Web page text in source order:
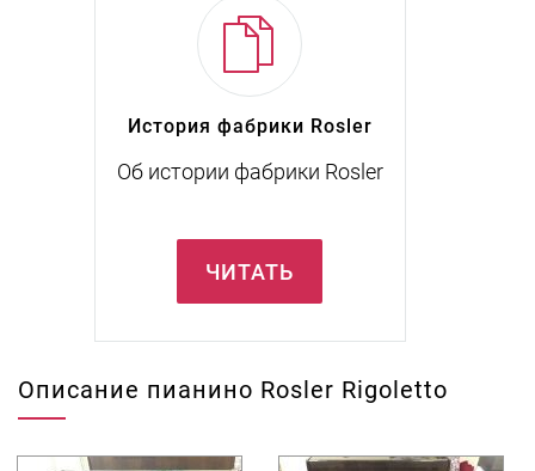
Описание пианино Rosler Rigoletto
История фабрики Rosler
Об истории фабрики Rosler
ЧИТАТЬ